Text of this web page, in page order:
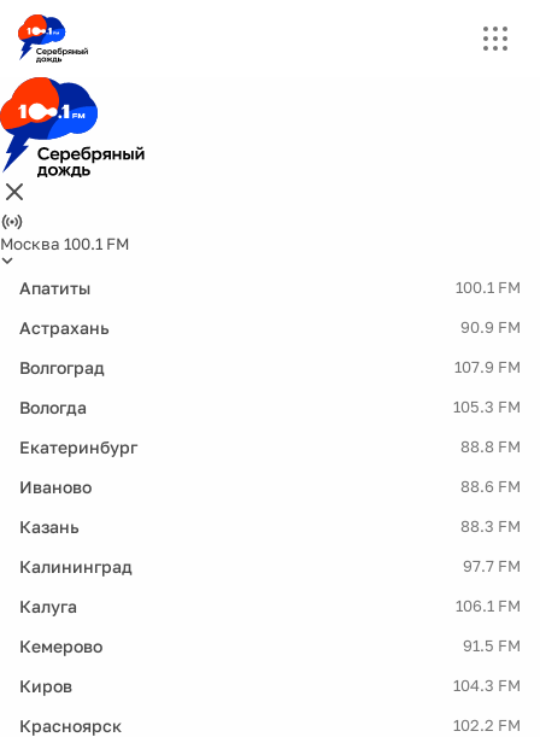
Москва 100.1 FM
Апатиты 100.1 FM
Астрахань 90.9 FM
Волгоград 107.9 FM
Вологда 105.3 FM
Екатеринбург 88.8 FM
Иваново 88.6 FM
Казань 88.3 FM
Калининград 97.7 FM
Калуга 106.1 FM
Кемерово 91.5 FM
Киров 104.3 FM
Красноярск 102.2 FM